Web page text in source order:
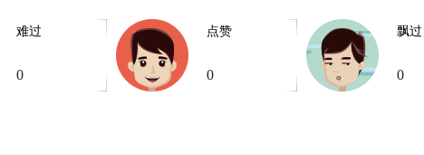
难过
0
点赞
0
飘过
0